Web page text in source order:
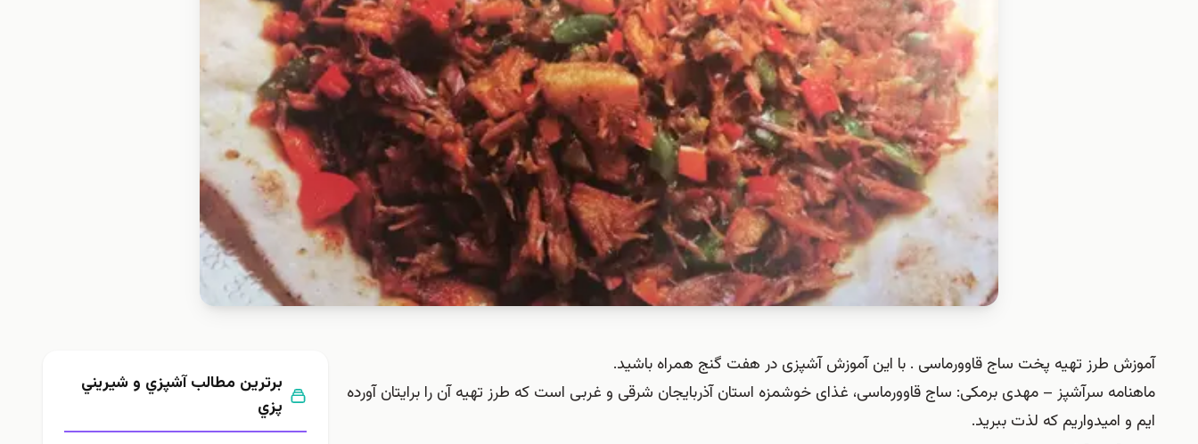
آموزش طرز تهیه پخت ساج قاوورماسی . با این آموزش آشپزی در هفت گنج همراه باشید.
ماهنامه سرآشپز – مهدی برمکی: ساج قاوورماسی، غذای خوشمزه استان آذربایجان شرقی و غربی است که طرز تهیه آن را برایتان آورده
ایم و امیدواریم که لذت ببرید.
برترین مطالب آشپزي و شيريني
پزي